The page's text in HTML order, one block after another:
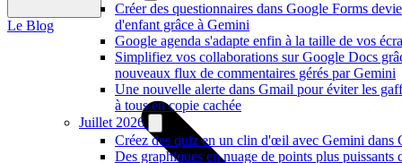
Créer des questionnaires dans Google Forms
d'enfant grâce à Gemini
Google agenda s'adapte enfin à la taille de vos
Simplifiez vos collaborations sur Google Docs
nouveaux flux de commentaires gérés par Gemini
Une nouvelle alerte dans Gmail pour éviter les
à tous en copie cachée
Juillet 2026
Créez des quiz en un clin d'œil avec Gemini dans
Des graphiques en nuage de points plus puissants
Le Blog